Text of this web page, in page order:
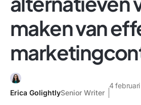
maken van
Erica GolightlySenior Writer
4